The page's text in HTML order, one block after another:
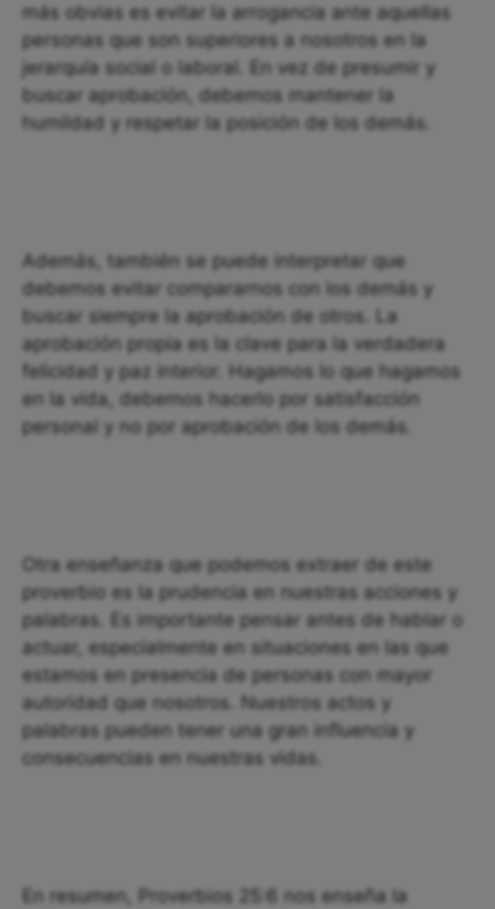
más obvias es evitar la arrogancia ante aquellas
personas que son superiores a nosotros en la
jerarquía social o laboral. En vez de presumir y
buscar aprobación, debemos mantener la
humildad y respetar la posición de los demás.
Además, también se puede interpretar que
debemos evitar compararnos con los demás y
buscar siempre la aprobación de otros. La
aprobación propia es la clave para la verdadera
felicidad y paz interior. Hagamos lo que hagamos
en la vida, debemos hacerlo por satisfacción
personal y no por aprobación de los demás.
Otra enseñanza que podemos extraer de este
proverbio es la prudencia en nuestras acciones y
palabras. Es importante pensar antes de hablar o
actuar, especialmente en situaciones en las que
estamos en presencia de personas con mayor
autoridad que nosotros. Nuestros actos y
palabras pueden tener una gran influencia y
consecuencias en nuestras vidas.
En resumen, Proverbios 25:6 nos enseña la